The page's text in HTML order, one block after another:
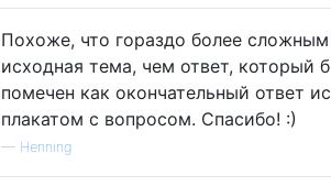
Похоже, что гораздо более сложным
исходная тема, чем ответ, который
помечен как окончательный ответ
плакатом с вопросом. Спасибо! :)
— Henning